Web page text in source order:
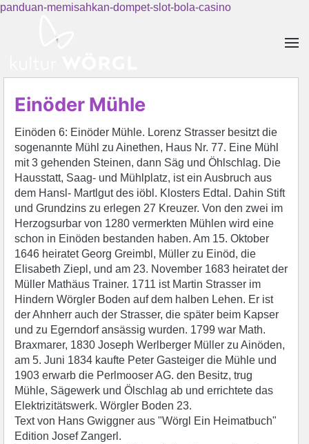
panduan-memisahkan-dompet-slot-bola-casino
Einöder Mühle
Einöden 6: Einöder Mühle. Lorenz Strasser besitzt die
sogenannte Mühl zu Ainethen, Haus Nr. 77. Eine Mühl
mit 3 gehenden Steinen, dann Säg und Öhlschlag. Die
Hausstatt, Saag- und Mühlplatz, ist ein Ausbruch aus
dem Hansl- Martlgut des iöbl. Klosters Edtal. Dahin Stift
und Grundzins zu erlegen 27 Kreuzer. Von den zwei im
Herzogsurbar von 1280 vermerkten Mühlen wird eine
schon in Einöden bestanden haben. Am 15. Oktober
1646 heiratet Georg Greimbl, Müller zu Einöd, die
Elisabeth Ziepl, und am 23. November 1683 heiratet der
Müller Mathäus Trainer. 1711 ist Martin Strasser im
Hindern Wörgler Boden auf dem halben Lehen. Er ist
der Ahnherr auch der Strasser, die später beim Kapser
und zu Egerndorf ansässig wurden. 1799 war Math.
Braxmarer, 1830 Joseph Werlberger Müller zu Ainöden,
am 5. Juni 1834 kaufte Peter Gasteiger die Mühle und
1903 erwarb die Perlmooser AG. den Besitz, trug
Mühle, Sägewerk und Ölschlag ab und errichtete das
Elektrizitätswerk. Wörgler Boden 23.
Text von Hans Gwiggner aus "Wörgl Ein Heimatbuch"
Edition Josef Zangerl.